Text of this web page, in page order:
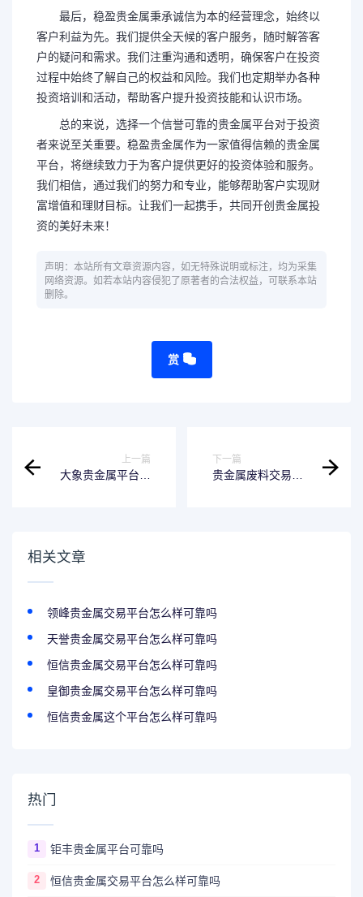
最后，稳盈贵金属秉承诚信为本的经营理念，始终以
客户利益为先。我们提供全天候的客户服务，随时解答客
户的疑问和需求。我们注重沟通和透明，确保客户在投资
过程中始终了解自己的权益和风险。我们也定期举办各种
投资培训和活动，帮助客户提升投资技能和认识市场。
总的来说，选择一个信誉可靠的贵金属平台对于投资
者来说至关重要。稳盈贵金属作为一家值得信赖的贵金属
平台，将继续致力于为客户提供更好的投资体验和服务。
我们相信，通过我们的努力和专业，能够帮助客户实现财
富增值和理财目标。让我们一起携手，共同开创贵金属投
资的美好未来！
声明：本站所有文章资源内容，如无特殊说明或标注，均为采集
网络资源。如若本站内容侵犯了原著者的合法权益，可联系本站
删除。
赏
上一篇
大象贵金属平台可
下一篇
贵金属废料交易可
相关文章
领峰贵金属交易平台怎么样可靠吗
天誉贵金属交易平台怎么样可靠吗
恒信贵金属交易平台怎么样可靠吗
皇御贵金属交易平台怎么样可靠吗
恒信贵金属这个平台怎么样可靠吗
热门
1 钜丰贵金属平台可靠吗
2 恒信贵金属交易平台怎么样可靠吗